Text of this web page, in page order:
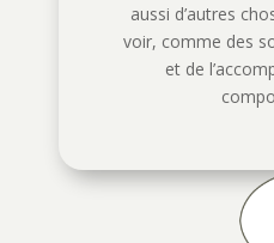
aussi d’autres
voir, comme des
et de